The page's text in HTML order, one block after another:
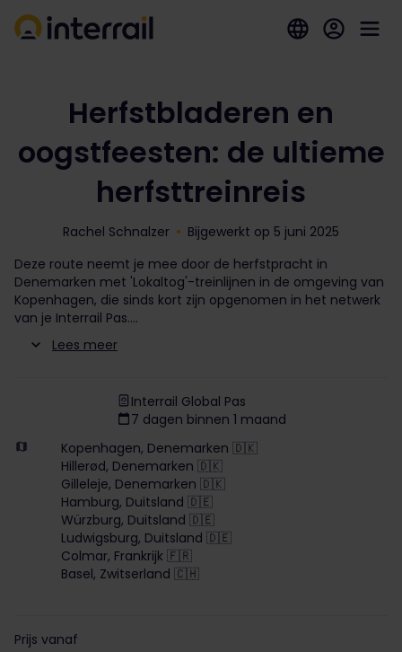
Herfstbladeren en
oogstfeesten: de ultieme
herfsttreinreis
Rachel Schnalzer
Bijgewerkt op 5 juni 2025
Deze route neemt je mee door de herfstpracht in
Denemarken met 'Lokaltog'-treinlijnen in de omgeving van
Kopenhagen, die sinds kort zijn opgenomen in het netwerk
van je Interrail Pas.
Lees meer
Interrail Global Pas
7 dagen binnen 1 maand
Kopenhagen, Denemarken 🇩🇰
Hillerød, Denemarken 🇩🇰
Gilleleje, Denemarken 🇩🇰
Hamburg, Duitsland 🇩🇪
Würzburg, Duitsland 🇩🇪
Ludwigsburg, Duitsland 🇩🇪
Colmar, Frankrijk 🇫🇷
Basel, Zwitserland 🇨🇭
Prijs vanaf